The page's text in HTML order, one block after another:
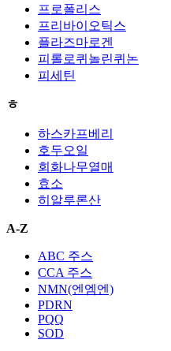
프로폴리스
프리바이오틱스
플라즈마로겐
피롤로퀴놀린퀴논
피세틴
ㅎ
하스카프베리
호두오일
회화나무열매
효소
히알루론산
A-Z
ABC 주스
CCA 주스
NMN(엔엠엔)
PDRN
PQQ
SOD